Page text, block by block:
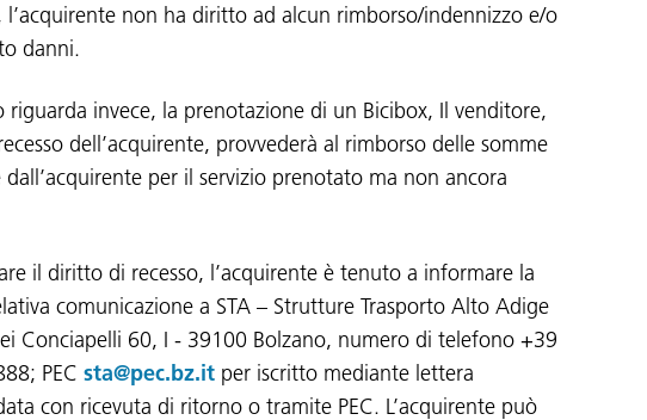
l’acquirente non ha diritto ad alcun rimborso/indennizzo e/o
danni.
riguarda invece, la prenotazione di un Bicibox, Il venditore,
dell’acquirente, provvederà al rimborso delle somme
per il servizio prenotato ma non ancora
il diritto di recesso, l’acquirente è tenuto a informare la
comunicazione a STA – Strutture Trasporto Alto Adige
Conciapelli 60, I - 39100 Bolzano, numero di telefono +39
PEC sta@pec.bz.it per iscritto mediante lettera
con ricevuta di ritorno o tramite PEC. L’acquirente può